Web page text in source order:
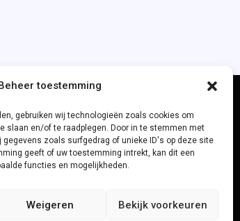
toestemming
gebruiken wij technologieën zoals cookies om
slaan en/of te raadplegen. Door in te stemmen met
zoals surfgedrag of unieke ID's op deze site
geeft of uw toestemming intrekt, kan dit een
functies en mogelijkheden.
Weigeren Bekijk voorkeuren